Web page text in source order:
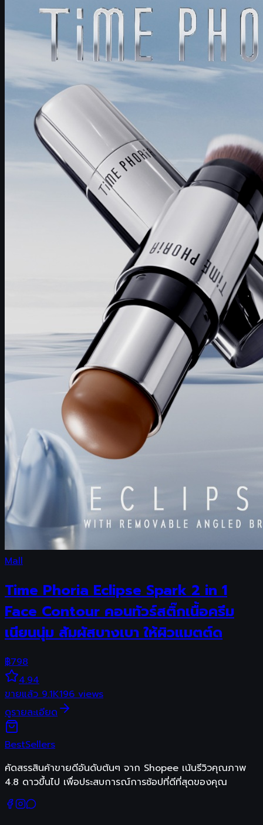
Mall
Time Phoria Eclipse Spark 2 in 1
Face Contour คอนทัวร์สติ๊กเนื้อครีม
เนียนนุ่ม สัมผัสบางเบา ให้ผิวแมตต์ด
฿798
4.94
ขายแล้ว 9.1K196 views
ดูรายละเอียด
BestSellers
คัดสรรสินค้าขายดีอันดับต้นๆ จาก Shopee เน้นรีวิวคุณภาพ
4.8 ดาวขึ้นไป เพื่อประสบการณ์การช้อปที่ดีที่สุดของคุณ